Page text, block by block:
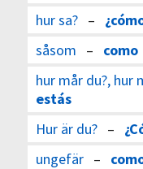
hur sa?–
såsom – como
hur mår du?, hur
estás
Hur är du?–
ungefär–